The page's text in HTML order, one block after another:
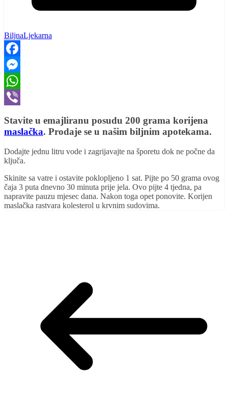
BiljnaLjekarna
Facebook
Messenger
WhatsApp
Stavite u emajliranu posudu 200 grama korijena
maslačka. Prodaje se u našim biljnim apotekama.
Dodajte jednu litru vode i zagrijavajte na šporetu dok ne počne da
ključa.
Skinite sa vatre i ostavite poklopljeno 1 sat. Pijte po 50 grama ovog
čaja 3 puta dnevno 30 minuta prije jela. Ovo pijte 4 tjedna, pa
napravite pauzu mjesec dana. Nakon toga opet ponovite. Korijen
maslačka rastvara kolesterol u krvnim sudovima.